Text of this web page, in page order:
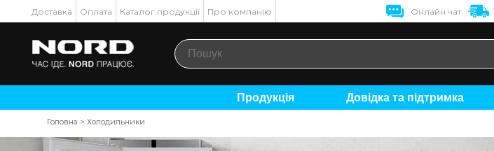
Доставка Оплата Каталог продукції Про компанію Онлайн чат
Продукція Довідка та підтримка
Головна >Холодильники